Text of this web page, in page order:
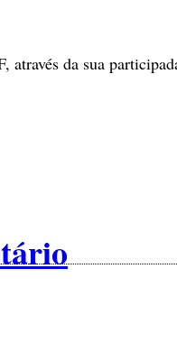
através da sua